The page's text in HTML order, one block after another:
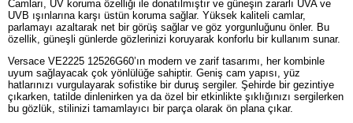
Camları, UV koruma özelliği ile donatılmıştır ve güneşin zararlı UVA ve
UVB ışınlarına karşı üstün koruma sağlar. Yüksek kaliteli camlar,
parlamayı azaltarak net bir görüş sağlar ve göz yorgunluğunu önler. Bu
özellik, güneşli günlerde gözlerinizi koruyarak konforlu bir kullanım sunar.
Versace VE2225 12526G60’ın modern ve zarif tasarımı, her kombinle
uyum sağlayacak çok yönlülüğe sahiptir. Geniş cam yapısı, yüz
hatlarınızı vurgulayarak sofistike bir duruş sergiler. Şehirde bir gezintiye
çıkarken, tatilde dinlenirken ya da özel bir etkinlikte şıklığınızı sergilerken
bu gözlük, stilinizi tamamlayıcı bir parça olarak ön plana çıkar.